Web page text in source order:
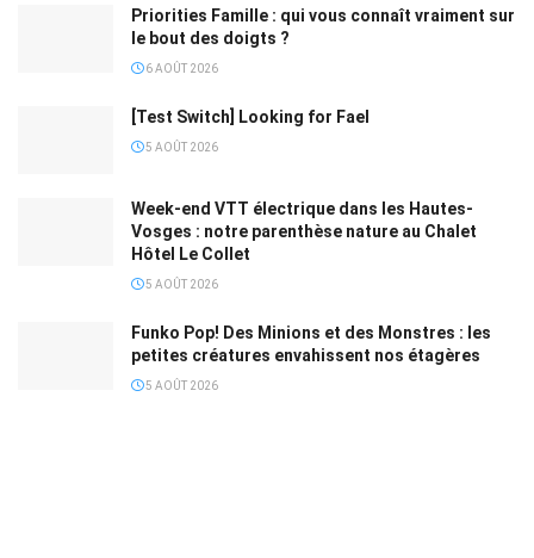
Priorities Famille : qui vous connaît vraiment sur
le bout des doigts ?
6 AOÛT 2026
[Test Switch] Looking for Fael
5 AOÛT 2026
Week-end VTT électrique dans les Hautes-
Vosges : notre parenthèse nature au Chalet
Hôtel Le Collet
5 AOÛT 2026
Funko Pop! Des Minions et des Monstres : les
petites créatures envahissent nos étagères
5 AOÛT 2026